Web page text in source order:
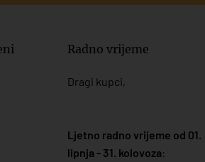
Radno vrijeme
Dragi kupci,
Ljetno radno vrijeme od 01.
lipnja - 31. kolovoza: